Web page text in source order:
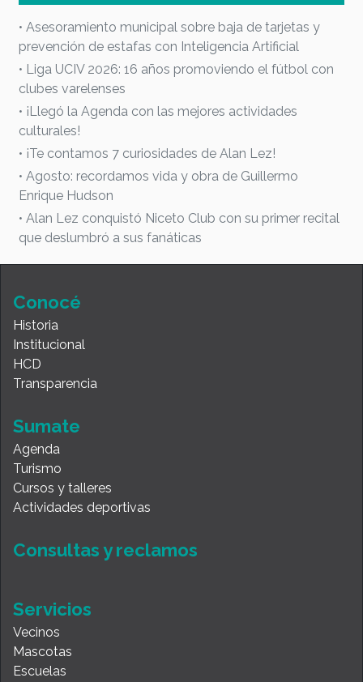
• Asesoramiento municipal sobre baja de tarjetas y
prevención de estafas con Inteligencia Artificial
• Liga UCIV 2026: 16 años promoviendo el fútbol con
clubes varelenses
• ¡Llegó la Agenda con las mejores actividades
culturales!
• ¡Te contamos 7 curiosidades de Alan Lez!
• Agosto: recordamos vida y obra de Guillermo
Enrique Hudson
• Alan Lez conquistó Niceto Club con su primer recital
que deslumbró a sus fanáticas
Conocé
Historia
Institucional
HCD
Transparencia
Sumate
Agenda
Turismo
Cursos y talleres
Actividades deportivas
Consultas y reclamos
Servicios
Vecinos
Mascotas
Escuelas